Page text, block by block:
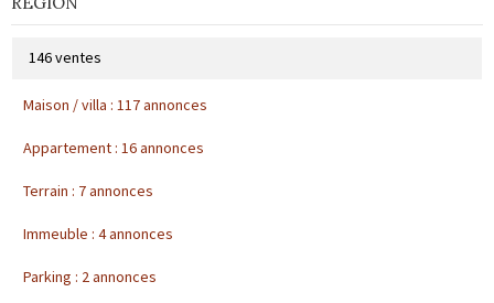
146 ventes
Maison / villa : 117 annonces
Appartement : 16 annonces
Terrain : 7 annonces
Immeuble : 4 annonces
Parking : 2 annonces